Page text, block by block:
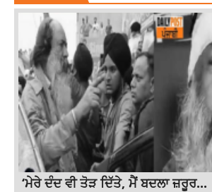
‘ਮੇਰੇ ਦੰਦ ਵੀ ਤੋੜ ਦਿੱਤੇ, ਮੈਂ ਬਦਲਾ ਜ਼ਰੂਰ...